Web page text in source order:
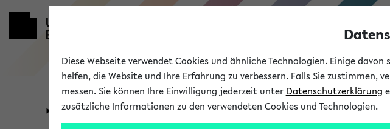
Universität Forschung Studium
Diese Webseite verwendet Cookies und ähnliche Technologien. Einige
helfen, die Website und Ihre Erfahrung zu verbessern. Falls Sie
messen. Sie können Ihre Einwilligung jederzeit unter Datenschutzerklärung
zusätzliche Informationen zu den verwendeten Cookies und Technologien.